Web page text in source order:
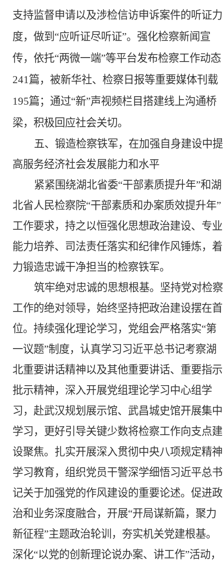
支持监督申请以及涉检信访申诉案件的听证力
度，做到“应听证尽听证”。强化检察新闻宣
传，依托“两微一端”等平台发布检察工作动态
241篇，被新华社、检察日报等重要媒体刊载
195篇；通过“新”声视频栏目搭建线上沟通桥
梁，积极回应社会关切。
五、锻造检察铁军，在加强自身建设中提
高服务经济社会发展能力和水平
紧紧围绕湖北省委“干部素质提升年”和湖
北省人民检察院“干部素质和办案质效提升年”
工作要求，持之以恒强化思想政治建设、专业
能力培养、司法责任落实和纪律作风锤炼，着
力锻造忠诚干净担当的检察铁军。
筑牢绝对忠诚的思想根基。 坚持党对检察
工作的绝对领导，始终坚持把政治建设摆在首
位。持续强化理论学习，党组会严格落实“第
一议题”制度，认真学习习近平总书记考察湖
北重要讲话精神以及其他重要讲话、重要指示
批示精神，深入开展党组理论学习中心组学
习，赴武汉规划展示馆、武昌城史馆开展集中
学习，更好引导关键少数将检察工作向支点建
设聚焦。扎实开展深入贯彻中央八项规定精神
学习教育，组织党员干警深学细悟习近平总书
记关于加强党的作风建设的重要论述。促进政
治和业务深度融合，开展“开局谋新篇，聚力
新征程”主题政治轮训，夯实机关党建根基。
深化“以党的创新理论说办案、讲工作”活动，